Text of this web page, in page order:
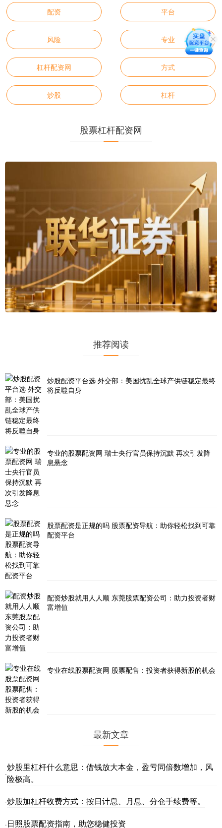
配资 平台
风险 专业
杠杆配资网 方式
炒股 杠杆
股票杠杆配资网
推荐阅读
炒股配资平台选 外交部：美国扰乱全球产供链稳定最终
将反噬自身
专业的股票配资网 瑞士央行官员保持沉默 再次引发降
息悬念
股票配资是正规的吗 股票配资导航：助你轻松找到可靠
配资平台
配资炒股就用人人顺 东莞股票配资公司：助力投资者财
富增值
专业在线股票配资网 股票配售：投资者获得新股的机会
最新文章
·
炒股里杠杆什么意思：借钱放大本金，盈亏同倍数增加，风
险极高。
·炒股加杠杆收费方式：按日计息、月息、分仓手续费等。
·日照股票配资指南，助您稳健投资